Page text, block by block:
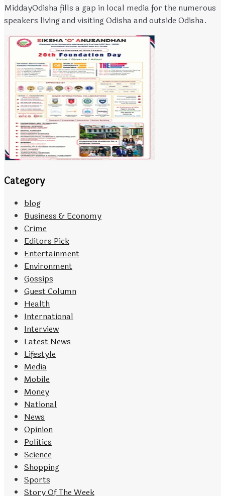
MiddayOdisha fills a gap in local media for the numerous
speakers living and visiting Odisha and outside Odisha.
Category
blog
Business & Economy
Crime
Editors Pick
Entertainment
Environment
Gossips
Guest Column
Health
International
Interview
Latest News
Lifestyle
Media
Mobile
Money
National
News
Opinion
Politics
Science
Shopping
Sports
Story Of The Week